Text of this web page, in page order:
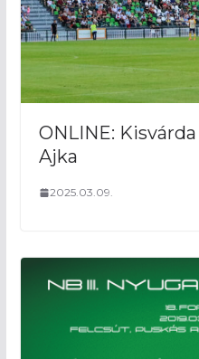
ONLINE:
Ajka
2025.03.09.